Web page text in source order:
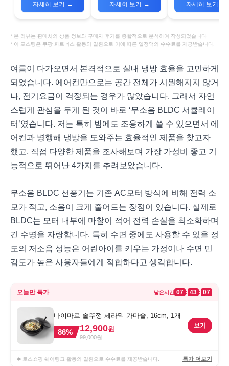
자세히 보기 → 자세히 보기 → 자세히 보기
* 본 리뷰는 판매처의 상품 정보와 구매자 후기를 종합적으로 분석하여 작성되었습니다
* 이 포스팅은 쿠팡 파트너스 활동의 일환으로 이에 따른 일정액의 수수료를 제공받습니다.
여름이 다가오면서 본격적으로 실내 냉방 효율을 고민하게
되었습니다. 에어컨만으로는 공간 전체가 시원해지지 않거
나, 전기요금이 걱정되는 경우가 많았습니다. 그래서 자연
스럽게 관심을 두게 된 것이 바로 ‘무소음 BLDC 서큘레이
터’였습니다. 저는 특히 밤에도 조용하게 쓸 수 있으면서 에
어컨과 병행해 냉방을 도와주는 효율적인 제품을 찾고자
했고, 직접 다양한 제품을 조사해보며 가장 가성비 좋고 기
능적으로 뛰어난 4가지를 추려보았습니다.
무소음 BLDC 선풍기는 기존 AC모터 방식에 비해 전력 소
모가 적고, 소음이 크게 줄어드는 장점이 있습니다. 실제로
BLDC는 모터 내부에 마찰이 적어 전력 손실을 최소화하며
긴 수명을 자랑합니다. 특히 수면 중에도 사용할 수 있을 정
도의 저소음 성능은 어린아이를 키우는 가정이나 수면 민
감도가 높은 사용자들에게 적합하다고 생각합니다.
오늘만 특가 남은시간 07 : 43 : 07
바이마르 솥뚜껑 세라믹 가마솥, 16cm, 1개
86% 12,900원
99,000원
보기
✱ 토스쇼핑 쉐어링크 활동의 일환으로 수수료를 제공받습니다. 특가 더보기